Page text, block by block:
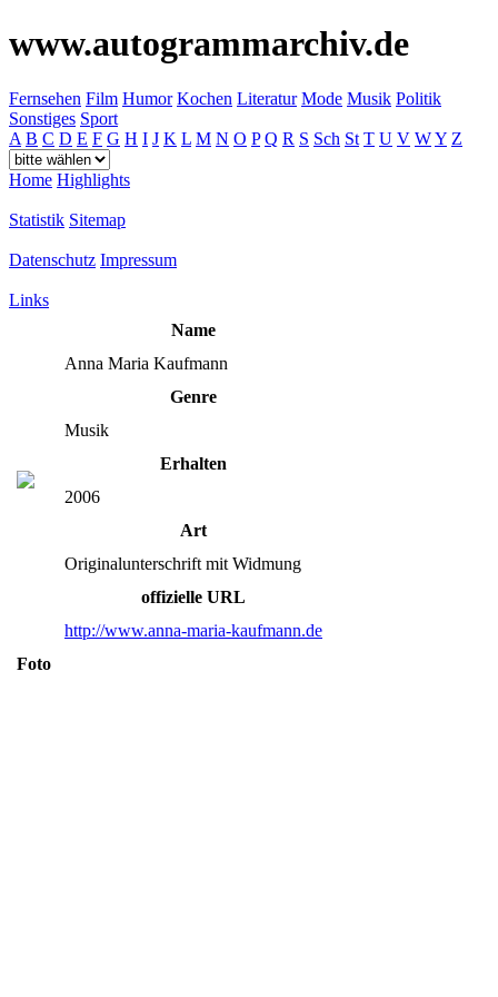
www.autogrammarchiv.de
Fernsehen Film Humor Kochen Literatur Mode Musik Politik
Sonstiges Sport
A B C D E F G H I J K L M N O P Q R S Sch St T U V WY Z
Home Highlights
Statistik Sitemap
Datenschutz Impressum
Links
Name
Anna Maria Kaufmann
Genre
Musik
Erhalten
2006
Art
Originalunterschrift mit Widmung
offizielle URL
http://www.anna-maria-kaufmann.de
Foto